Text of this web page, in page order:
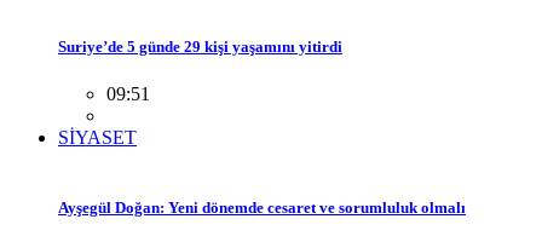
Suriye’de 5 günde 29 kişi yaşamını yitirdi
09:51
SİYASET
Ayşegül Doğan: Yeni dönemde cesaret ve sorumluluk olmalı